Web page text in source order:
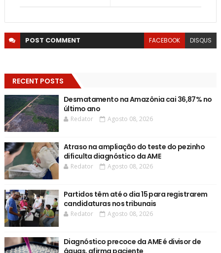
POST COMMENT FACEBOOK DISQUS
RECENT POSTS
Desmatamento na Amazônia cai 36,87% no
último ano
Redator Agosto 08, 2026
Atraso na ampliação do teste do pezinho
dificulta diagnóstico da AME
Redator Agosto 08, 2026
Partidos têm até o dia 15 para registrarem
candidaturas nos tribunais
Redator Agosto 08, 2026
Diagnóstico precoce da AME é divisor de